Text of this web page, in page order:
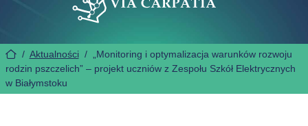
/ Aktualności/ „Monitoring i optymalizacja warunków rozwoju
rodzin pszczelich” – projekt uczniów z Zespołu Szkół Elektrycznych
w Białymstoku